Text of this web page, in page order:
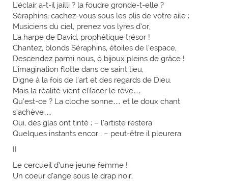
L’éclair a-t-il jailli ? la foudre gronde-t-elle ?
Séraphins, cachez-vous sous les plis de votre aile ;
Musiciens du ciel, prenez vos lyres d’or,
La harpe de David, prophétique trésor !
Chantez, blonds Séraphins, étoiles de l’espace,
Descendez parmi nous, ô bijoux pleins de grâce !
L’imagination flotte dans ce saint lieu,
Digne à la fois de l’art et des regards de Dieu.
Mais la réalité vient effacer le rêve…
Qu’est-ce ? La cloche sonne… et le doux chant
s’achève…
Oui, des glas ont tinté ; – l’artiste restera
Quelques instants encor ; – peut-être il pleurera.
II
Le cercueil d’une jeune femme !
Un coeur d’ange sous le drap noir,